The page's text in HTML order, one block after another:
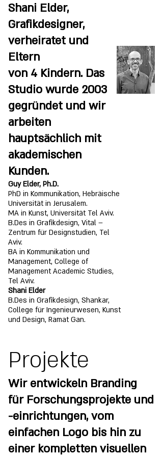
Shani Elder,
Grafikdesigner,
verheiratet und
Eltern
von 4 Kindern. Das
Studio wurde 2003
gegründet und wir
arbeiten
hauptsächlich mit
akademischen
Kunden.
Guy Elder, Ph.D.
PhD in Kommunikation, Hebräische
Universität in Jerusalem.
MA in Kunst, Universität Tel Aviv.
B.Des in Grafikdesign, Vital –
Zentrum für Designstudien, Tel
Aviv.
BA in Kommunikation und
Management, College of
Management Academic Studies,
Tel Aviv.
Shani Elder
B.Des in Grafikdesign, Shankar,
College für Ingenieurwesen, Kunst
und Design, Ramat Gan.
Projekte
Wir entwickeln Branding
für Forschungsprojekte und
-einrichtungen, vom
einfachen Logo bis hin zu
einer kompletten visuellen